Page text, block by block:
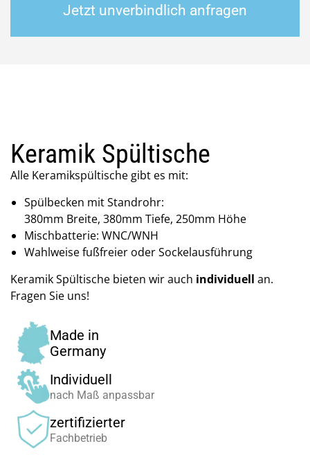
Jetzt unverbindlich anfragen
Keramik Spültische
Alle Keramikspültische gibt es mit:
Spülbecken mit Standrohr:
380mm Breite, 380mm Tiefe, 250mm Höhe
Mischbatterie: WNC/WNH
Wahlweise fußfreier oder Sockelausführung
Keramik Spültische bieten wir auch individuell an.
Fragen Sie uns!
Made in
Germany
Individuell
nach Maß anpassbar
zertifizierter
Fachbetrieb